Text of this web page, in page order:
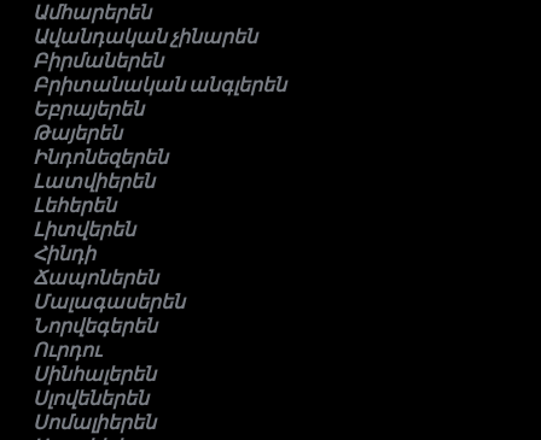
Ամհարերեն
Ավանդական չինարեն
Բիրմաներեն
Բրիտանական անգլերեն
Եբրայերեն
Թայերեն
Ինդոնեզերեն
Լատվիերեն
Լեհերեն
Լիտվերեն
Հինդի
Ճապոներեն
Մալագասերեն
Նորվեգերեն
Ուրդու
Սինհալերեն
Սլովեներեն
Սոմալիերեն